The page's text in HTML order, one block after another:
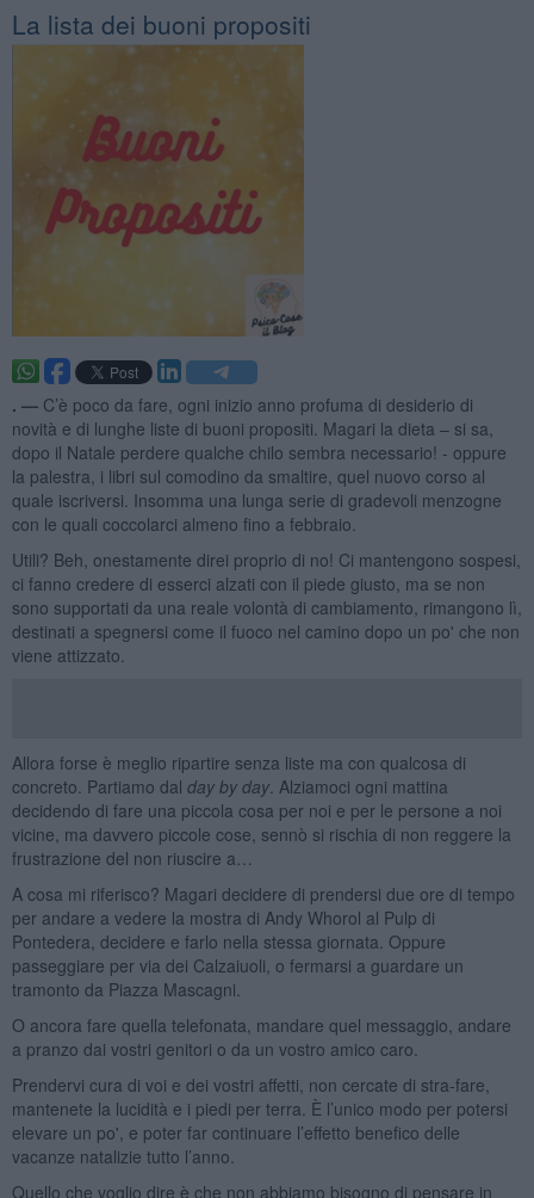
​La lista dei buoni propositi
. — C’è poco da fare, ogni inizio anno profuma di desiderio di
novità e di lunghe liste di buoni propositi. Magari la dieta – si sa,
dopo il Natale perdere qualche chilo sembra necessario! - oppure
la palestra, i libri sul comodino da smaltire, quel nuovo corso al
quale iscriversi. Insomma una lunga serie di gradevoli menzogne
con le quali coccolarci almeno fino a febbraio.
Utili? Beh, onestamente direi proprio di no! Ci mantengono sospesi,
ci fanno credere di esserci alzati con il piede giusto, ma se non
sono supportati da una reale volontà di cambiamento, rimangono lì,
destinati a spegnersi come il fuoco nel camino dopo un po' che non
viene attizzato.
Allora forse è meglio ripartire senza liste ma con qualcosa di
concreto. Partiamo dal day by day. Alziamoci ogni mattina
decidendo di fare una piccola cosa per noi e per le persone a noi
vicine, ma davvero piccole cose, sennò si rischia di non reggere la
frustrazione del non riuscire a…
A cosa mi riferisco? Magari decidere di prendersi due ore di tempo
per andare a vedere la mostra di Andy Whorol al Pulp di
Pontedera, decidere e farlo nella stessa giornata. Oppure
passeggiare per via dei Calzaiuoli, o fermarsi a guardare un
tramonto da Piazza Mascagni.
O ancora fare quella telefonata, mandare quel messaggio, andare
a pranzo dai vostri genitori o da un vostro amico caro.
Prendervi cura di voi e dei vostri affetti, non cercate di stra-fare,
mantenete la lucidità e i piedi per terra. È l’unico modo per potersi
elevare un po', e poter far continuare l’effetto benefico delle
vacanze natalizie tutto l’anno.
Quello che voglio dire è che non abbiamo bisogno di pensare in